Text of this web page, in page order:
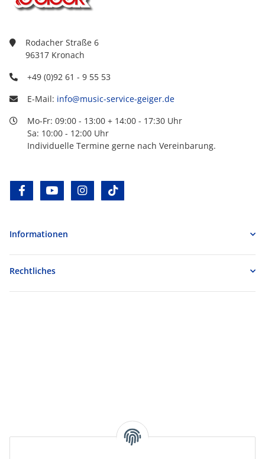
Rodacher Straße 6
96317 Kronach
+49 (0)92 61 - 9 55 53
E-Mail: info@music-service-geiger.de
Mo-Fr: 09:00 - 13:00 + 14:00 - 17:30 Uhr
Sa: 10:00 - 12:00 Uhr
Individuelle Termine gerne nach Vereinbarung.
facebookyoutube instagram
Informationen
Rechtliches